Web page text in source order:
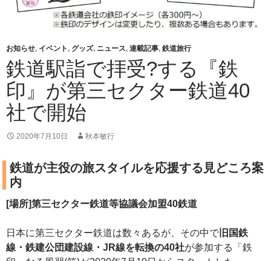
お知らせ, イベント , グッズ, ニュース, 連載記事, 鉄道旅行
鉄道駅詣で拝受?する『鉄
印』が第三セクター鉄道40
社で開始
2020年7月10日 秋本敏行
鉄道が主役の旅スタイルを応援する見どころ案
内
[場所]第三セクター鉄道等協議会加盟40鉄道
日本に第三セクター鉄道は数々あるが、その中で 旧国鉄
線・鉄建公団建設線・JR線を転換の40社が参加する「鉄